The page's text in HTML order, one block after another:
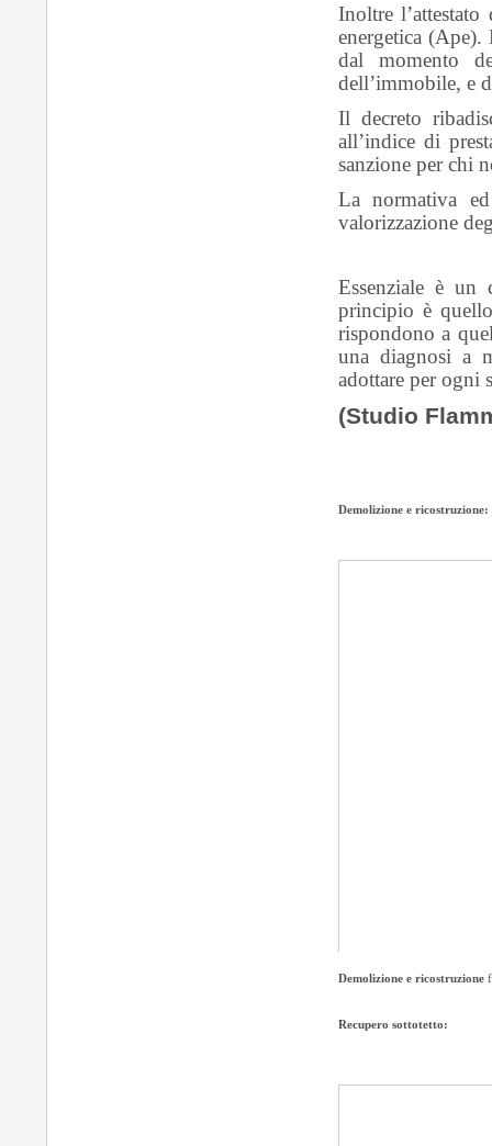
Inoltre l’attestato
energetica
dal momento
dell’immobile, e
Il decreto
all’indice di
sanzione per chi
La normativa
valorizzazione
Essenziale è un
principio è
rispondono a
una diagnosi a
adottare per ogni
(Studio
Demolizione e ricostruzione:
Demolizione e ricostruzione
Recupero sottotetto: